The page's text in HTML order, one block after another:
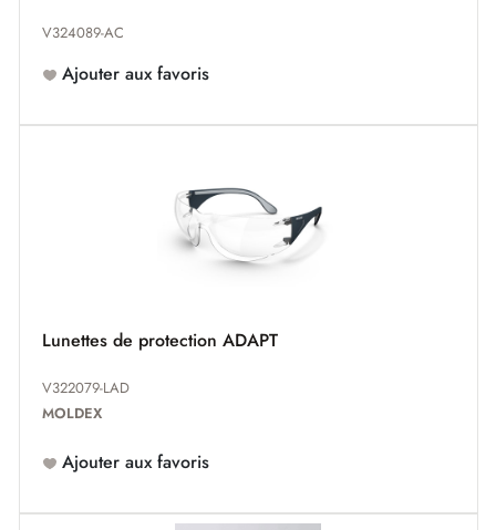
V324089-AC
Ajouter aux favoris
Lunettes de protection ADAPT
V322079-LAD
MOLDEX
Ajouter aux favoris